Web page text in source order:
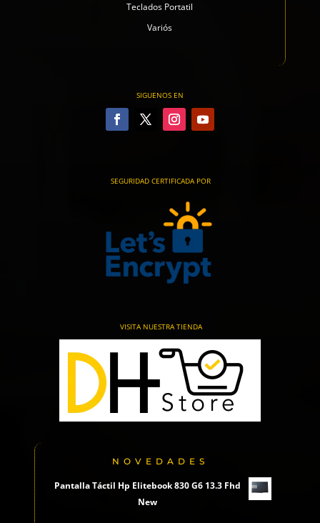
Teclados Portatil
Variós
SIGUENOS EN
SEGURIDAD CERTIFICADA POR
VISITA NUESTRA TIENDA
NOVEDADES
Pantalla Táctil Hp Elitebook 830 G6 13.3 Fhd
New